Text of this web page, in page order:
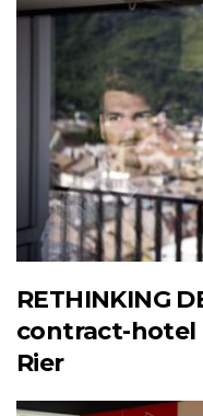
RETHINKING
contract-hotel
Rier